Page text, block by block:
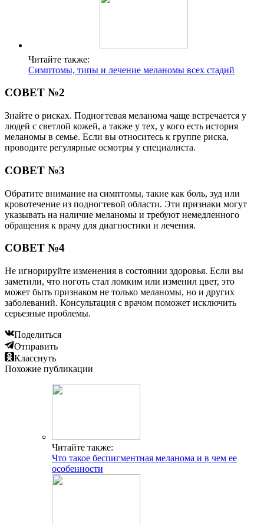
Читайте также:
Симптомы, типы и лечение меланомы всех стадий
СОВЕТ №2
Знайте о рисках. Подногтевая меланома чаще встречается у
людей с светлой кожей, а также у тех, у кого есть история
меланомы в семье. Если вы относитесь к группе риска,
проводите регулярные осмотры у специалиста.
СОВЕТ №3
Обратите внимание на симптомы, такие как боль, зуд или
кровотечение из подногтевой области. Эти признаки могут
указывать на наличие меланомы и требуют немедленного
обращения к врачу для диагностики и лечения.
СОВЕТ №4
Не игнорируйте изменения в состоянии здоровья. Если вы
заметили, что ноготь стал ломким или изменил цвет, это
может быть признаком не только меланомы, но и других
заболеваний. Консультация с врачом поможет исключить
серьезные проблемы.
Поделиться
Отправить
Класснуть
Похожие публикации
Читайте также:
Что такое беспигментная меланома и в чем ее
особенности